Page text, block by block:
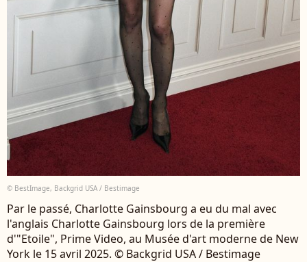
© BestImage, Backgrid USA / Bestimage
Par le passé, Charlotte Gainsbourg a eu du mal avec
l'anglais Charlotte Gainsbourg lors de la première
d'"Etoile", Prime Video, au Musée d'art moderne de New
York le 15 avril 2025. © Backgrid USA / Bestimage